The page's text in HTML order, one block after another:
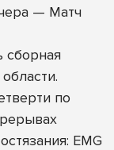
— Матч
сборная
по
EMG